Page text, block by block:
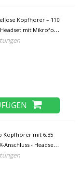
Kopfhörer – 110
mit Mikrofon
Kopfhörer mit 6,35
Anschluss - Headset
Braun